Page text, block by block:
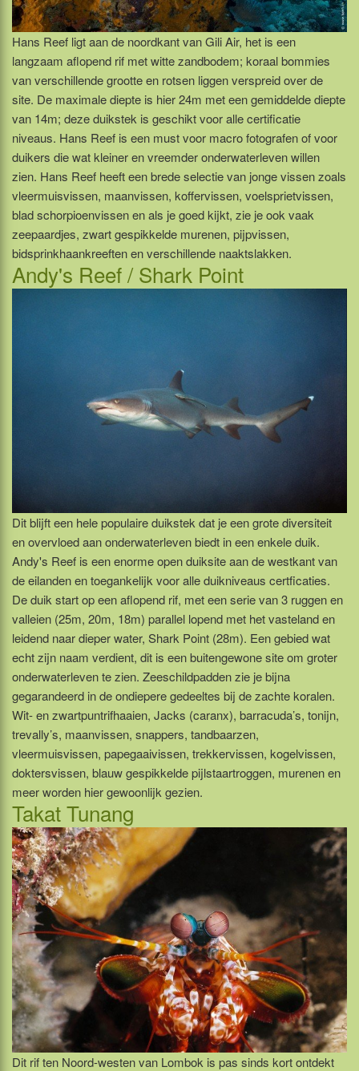
Hans Reef ligt aan de noordkant van Gili Air, het is een
langzaam aflopend rif met witte zandbodem; koraal bommies
van verschillende grootte en rotsen liggen verspreid over de
site. De maximale diepte is hier 24m met een gemiddelde diepte
van 14m; deze duikstek is geschikt voor alle certificatie
niveaus. Hans Reef is een must voor macro fotografen of voor
duikers die wat kleiner en vreemder onderwaterleven willen
zien. Hans Reef heeft een brede selectie van jonge vissen zoals
vleermuisvissen, maanvissen, koffervissen, voelsprietvissen,
blad schorpioenvissen en als je goed kijkt, zie je ook vaak
zeepaardjes, zwart gespikkelde murenen, pijpvissen,
bidsprinkhaankreeften en verschillende naaktslakken.
Andy's Reef / Shark Point
Dit blijft een hele populaire duikstek dat je een grote diversiteit
en overvloed aan onderwaterleven biedt in een enkele duik.
Andy's Reef is een enorme open duiksite aan de westkant van
de eilanden en toegankelijk voor alle duikniveaus certficaties.
De duik start op een aflopend rif, met een serie van 3 ruggen en
valleien (25m, 20m, 18m) parallel lopend met het vasteland en
leidend naar dieper water, Shark Point (28m). Een gebied wat
echt zijn naam verdient, dit is een buitengewone site om groter
onderwaterleven te zien. Zeeschildpadden zie je bijna
gegarandeerd in de ondiepere gedeeltes bij de zachte koralen.
Wit- en zwartpuntrifhaaien, Jacks (caranx), barracuda’s, tonijn,
trevally’s, maanvissen, snappers, tandbaarzen,
vleermuisvissen, papegaaivissen, trekkervissen, kogelvissen,
doktersvissen, blauw gespikkelde pijlstaartroggen, murenen en
meer worden hier gewoonlijk gezien.
Takat Tunang
Dit rif ten Noord-westen van Lombok is pas sinds kort ontdekt